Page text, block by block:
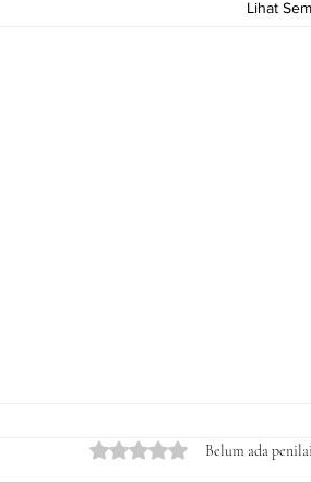
Lihat
Dinilai 0 dari 5 bintang.
Belum ada